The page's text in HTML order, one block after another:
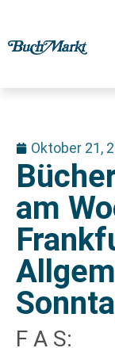
Oktober 21,
am
F A S: